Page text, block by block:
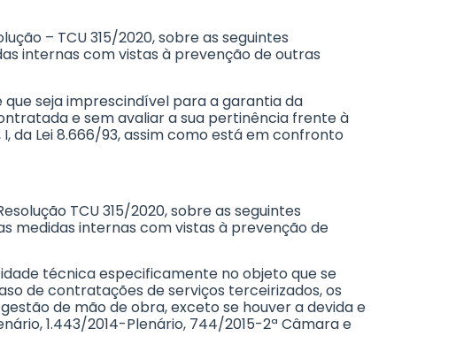
– TCU 315/2020, sobre as seguintes
internas com vistas à prevenção de outras
que seja imprescindível para a garantia da
e sem avaliar a sua pertinência frente à
da Lei 8.666/93, assim como está em confronto
TCU 315/2020, sobre as seguintes
medidas internas com vistas à prevenção de
técnica especificamente no objeto que se
de contratações de serviços terceirizados, os
de mão de obra, exceto se houver a devida e
1.443/2014-Plenário, 744/2015-2ª Câmara e